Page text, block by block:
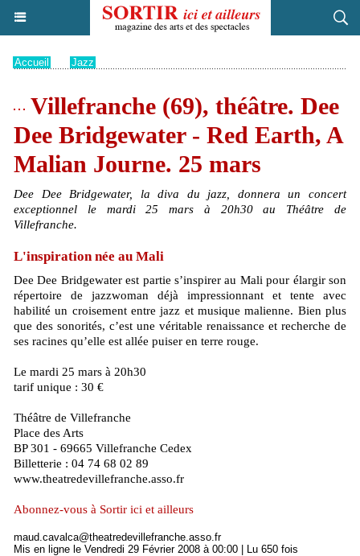
Accueil Jazz
Villefranche (69), théâtre. Dee
Dee Bridgewater - Red Earth, A
Malian Journe. 25 mars
Dee Dee Bridgewater, la diva du jazz, donnera un concert
exceptionnel le mardi 25 mars à 20h30 au Théâtre de
Villefranche.
L'inspiration née au Mali
Dee Dee Bridgewater est partie s’inspirer au Mali pour élargir son
répertoire de jazzwoman déjà impressionnant et tente avec
habilité un croisement entre jazz et musique malienne. Bien plus
que des sonorités, c’est une véritable renaissance et recherche de
ses racines qu’elle est allée puiser en terre rouge.
Le mardi 25 mars à 20h30
tarif unique : 30 €
Théâtre de Villefranche
Place des Arts
BP 301 - 69665 Villefranche Cedex
Billetterie : 04 74 68 02 89
www.theatredevillefranche.asso.fr
Abonnez-vous à Sortir ici et ailleurs
maud.cavalca@theatredevillefranche.asso.fr
Mis en ligne le Vendredi 29 Février 2008 à 00:00 | Lu 650 fois